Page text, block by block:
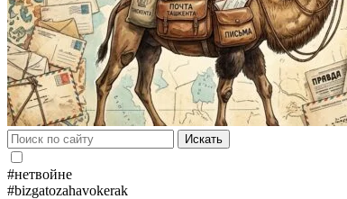
Искать
#нетвойне
#bizgatozahavokerak